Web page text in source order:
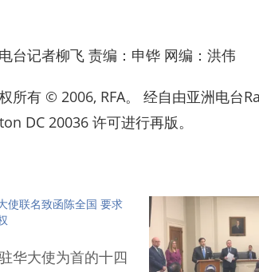
台记者柳飞 责编：申铧 网编：洪伟
所有 © 2006, RFA。 经自由亚洲电台
DC 20036 许可进行再版。
使联名致函陈全国 要求
华大使为首的十四